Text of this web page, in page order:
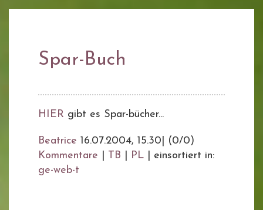
Spar-Buch
HIER gibt es Spar-bücher...
Beatrice 16.07.2004, 15.30
(0/0)
Kommentare
TB PL
einsortiert in:
ge-web-t